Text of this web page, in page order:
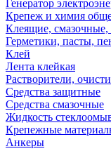
Генератор
Крепеж и химия
Клеящие, смазочные,
Герметики, пасты,
Клей
Лента клейкая
Растворители,
Средства защитные
Средства смазочные
Жидкость
Крепежные
Анкеры